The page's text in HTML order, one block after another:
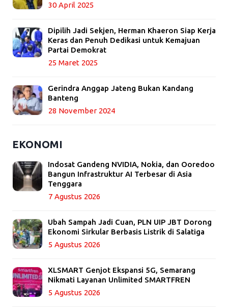
30 April 2025
Dipilih Jadi Sekjen, Herman Khaeron Siap Kerja
Keras dan Penuh Dedikasi untuk Kemajuan
Partai Demokrat
25 Maret 2025
Gerindra Anggap Jateng Bukan Kandang
Banteng
28 November 2024
EKONOMI
Indosat Gandeng NVIDIA, Nokia, dan Ooredoo
Bangun Infrastruktur AI Terbesar di Asia
Tenggara
7 Agustus 2026
Ubah Sampah Jadi Cuan, PLN UIP JBT Dorong
Ekonomi Sirkular Berbasis Listrik di Salatiga
5 Agustus 2026
XLSMART Genjot Ekspansi 5G, Semarang
Nikmati Layanan Unlimited SMARTFREN
5 Agustus 2026